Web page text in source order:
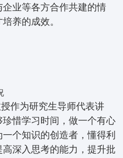
业等各方合作共建的情
养的成效。
作为研究生导师代表讲
惜学习时间，做一个有心
个知识的创造者，懂得利
深入思考的能力，提升批